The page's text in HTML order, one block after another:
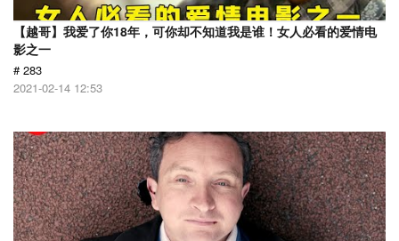
【越哥】我爱了你18年，可你却不知道我是谁！女人必看的爱情电
影之一
# 283
2021-02-14 12:53